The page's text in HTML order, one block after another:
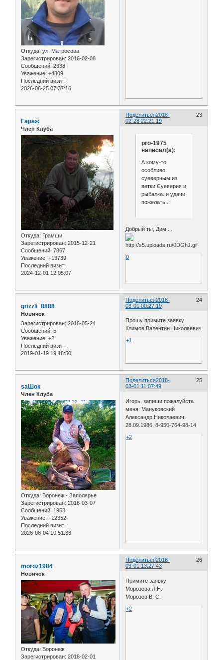
Откуда: ул. Матросова
Зарегистрирован: 2016-02-08
Сообщений: 2638
Уважение: +4809
Последний визит:
2026-06-25 07:37:16
Поделиться 23
2018-
02-28 22:21:19
Гараж
Член Клуба
Откуда: Грамши
Зарегистрирован: 2015-12-21
Сообщений: 7367
Уважение: +13739
Последний визит:
2024-12-01 12:05:07
pro-1975
написал(а):
А кому-то,
особливо
суеверным из
ветки Суеверия и
рыбалка. и удачи
пожелать...
Добрый ты, Дим....
0
Поделиться 24
2018-
03-01 00:27:19
grizzli_8888
Новичок
Зарегистрирован: 2016-05-24
Сообщений: 5
Уважение: +2
Последний визит:
2019-01-19 19:18:50
Прошу примите заявку
Климов Валентин Николаевич
+1
Поделиться 25
2018-
03-01 11:07:49
saШок
Член Клуба
Откуда: Воронеж - Заполярье
Зарегистрирован: 2016-03-07
Сообщений: 1953
Уважение: +12352
Последний визит:
2026-08-04 10:51:36
Игорь, запиши пожалуйста
меня: Мануковский
Александр Николаевич,
28.09.1986, 8-950-764-98-14
+2
Поделиться 26
2018-
03-01 13:27:43
moroz1984
Новичок
Откуда: Воронеж
Зарегистрирован: 2018-02-01
Примите заявку
Морозова Л.Н.
Морозов В. С.
+2